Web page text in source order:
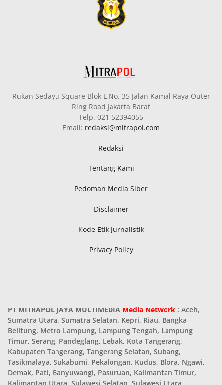
Rukan Sedayu Square Blok L No. 35 Jalan Kamal Raya Outer
Ring Road Jakarta Barat
Telp. 021-52394055
Email: redaksi@mitrapol.com
Redaksi
Tentang Kami
Pedoman Media Siber
Disclaimer
Kode Etik Jurnalistik
Privacy Policy
PT MITRAPOL JAYA MULTIMEDIA Media Network : Aceh,
Sumatra Utara, Sumatra Selatan, Kepri, Riau, Bangka
Belitung, Metro Lampung, Lampung Tengah, Lampung
Timur, Serang, Pandeglang, Lebak, Kota Tangerang,
Kabupaten Tangerang, Tangerang Selatan, Subang,
Tasikmalaya, Sukabumi, Pekalongan, Kudus, Blora, Ngawi,
Demak, Pati, Banyuwangi, Pasuruan, Kalimantan Timur,
Kalimantan Utara, Sulawesi Selatan, Sulawesi Utara,